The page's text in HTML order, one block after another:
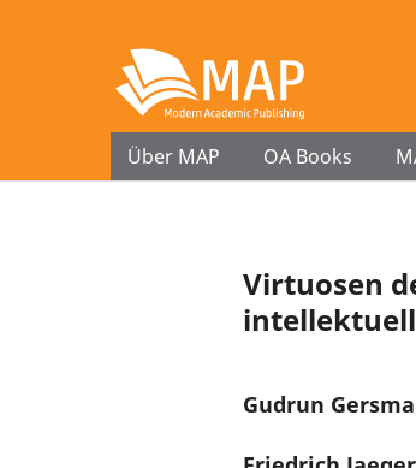
Über MAP OA Books
Virtuosen
Gudrun